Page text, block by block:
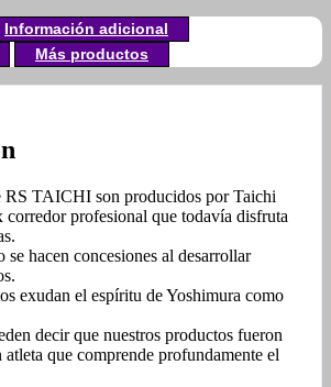
Información adicional
Más productos
RS TAICHI son producidos por Taichi
corredor profesional que todavía disfruta
se hacen concesiones al desarrollar
exudan el espíritu de Yoshimura como
decir que nuestros productos fueron
que comprende profundamente el